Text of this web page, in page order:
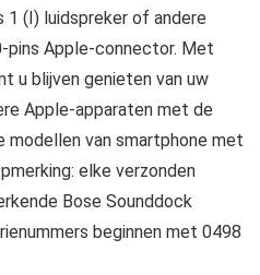
1 (I) luidspreker of andere
pins Apple-connector. Met
u blijven genieten van uw
Apple-apparaten met de
modellen van smartphone met
elke verzonden
Bose Sounddock
beginnen met 0498